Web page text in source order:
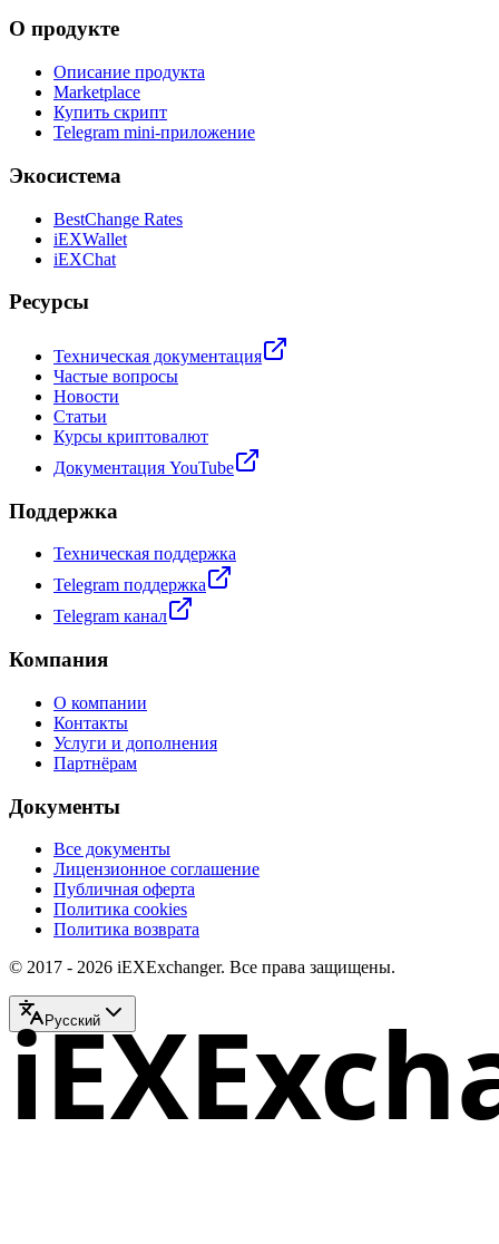
О продукте
Описание продукта
Marketplace
Купить скрипт
Telegram mini-приложение
Экосистема
BestChange Rates
iEXWallet
iEXChat
Ресурсы
Техническая документация
Частые вопросы
Новости
Статьи
Курсы криптовалют
Документация YouTube
Поддержка
Техническая поддержка
Telegram поддержка
Telegram канал
Компания
О компании
Контакты
Услуги и дополнения
Партнёрам
Документы
Все документы
Лицензионное соглашение
Публичная оферта
Политика cookies
Политика возврата
© 2017 - 2026 iEXExchanger. Все права защищены.
Русский